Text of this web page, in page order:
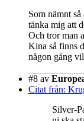
Som nämnt
tänka mig att
Och tror man
Kina så finns
någon gång
#8 av
Citat från:
Silver-